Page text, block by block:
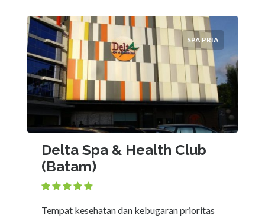
SPA PRIA
Delta Spa & Health Club
(Batam)
Tempat kesehatan dan kebugaran prioritas